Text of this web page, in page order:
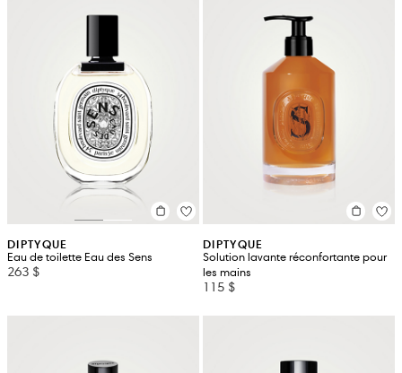
DIPTYQUE
Eau de toilette Eau des Sens
263 $
DIPTYQUE
Solution lavante réconfortante pour
les mains
115 $